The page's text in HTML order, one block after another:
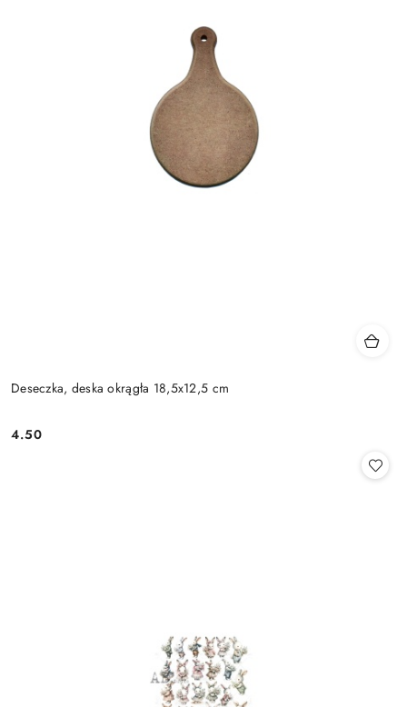
Deseczka, deska okrągła 18,5x12,5 cm
Cena:
4.50